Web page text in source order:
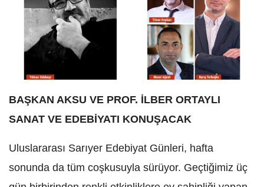
Avcılar
Bağcılar
Bahçelievler
Bakırköy
Başakşehir
Beşiktaş
Beykoz
Beylikdüzü
Beyoğlu
Büyükçekmece
Çatalca
Çekmeköy
Eyüpsultan
Fatih
Gaziosmanpaşa
Güngören